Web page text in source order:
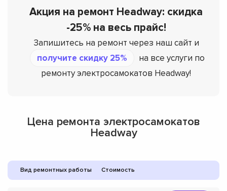
Акция на ремонт Headway: скидка
-25% на весь прайс!
Запишитесь на ремонт через наш сайт и
получите скидку 25%
на все услуги по
ремонту электросамокатов Headway!
Цена ремонта электросамокатов
Headway
Вид ремонтных работы Стоимость